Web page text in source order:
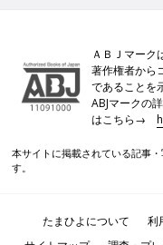
つ「
はそ
ます。
GU
シル
ママ
GUで
なセ
ます。
ＡＢＪマーク
著作権者から
であることを
ABJマークの
はこちら→
本サイトに掲載されている記事
す。
たまひよについて 利